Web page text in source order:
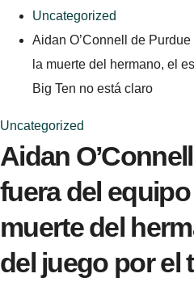
Uncategorized
Aidan O’Connell de
la muerte del hermano, el
Big Ten no está claro
Uncategorized
Aidan
fuera del
muerte del
del juego por el